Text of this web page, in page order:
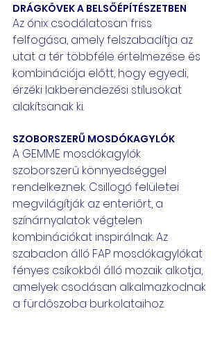
DRÁGKÖVEK A BELSŐÉPÍTÉSZETBEN
Az ónix csodálatosan friss
felfogása, amely felszabadítja az
utat a tér többféle értelmezése és
kombinációja előtt, hogy egyedi,
érzéki lakberendezési stílusokat
alakítsanak ki.
SZOBORSZERŰ MOSDÓKAGYLÓK
A GEMME mosdókagylók
szoborszerű könnyedséggel
rendelkeznek. Csillogó felületei
megvilágítják az enteriőrt, a
színárnyalatok végtelen
kombinációkat inspirálnak. Az
szabadon álló FAP mosdókagylókat
fényes csíkokból álló mozaik alkotja,
amelyek csodásan alkalmazkodnak
a fürdőszoba burkolataihoz.